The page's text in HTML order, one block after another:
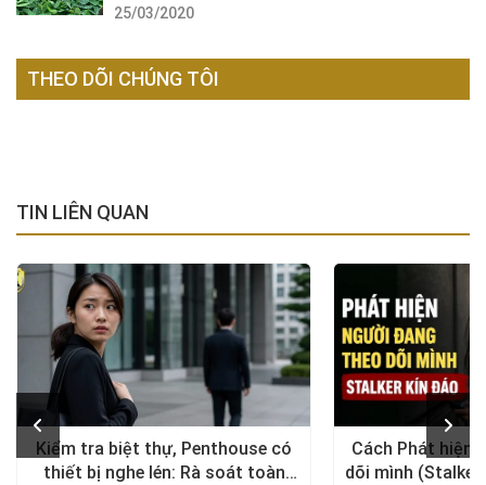
25/03/2020
THEO DÕI CHÚNG TÔI
TIN LIÊN QUAN
Kiểm tra biệt thự, Penthouse có
thiết bị nghe lén: Rà soát toàn
Cách Phát hiện
dõi mình